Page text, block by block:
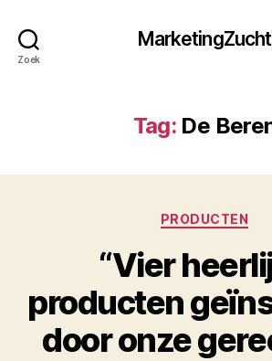
Zoek
MarketingZucht
Tag: De
PRODUCTEN
“Vier
producten
door onze